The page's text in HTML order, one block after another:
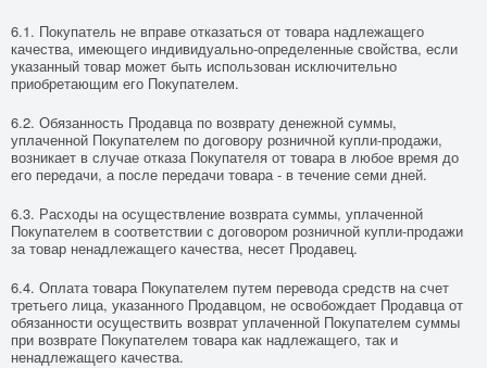
6.1. Покупатель не вправе отказаться от товара надлежащего
качества, имеющего индивидуально-определенные свойства, если
указанный товар может быть использован исключительно
приобретающим его Покупателем.
6.2. Обязанность Продавца по возврату денежной суммы,
уплаченной Покупателем по договору розничной купли-продажи,
возникает в случае отказа Покупателя от товара в любое время до
его передачи, а после передачи товара - в течение семи дней.
6.3. Расходы на осуществление возврата суммы, уплаченной
Покупателем в соответствии с договором розничной купли-продажи
за товар ненадлежащего качества, несет Продавец.
6.4. Оплата товара Покупателем путем перевода средств на счет
третьего лица, указанного Продавцом, не освобождает Продавца от
обязанности осуществить возврат уплаченной Покупателем суммы
при возврате Покупателем товара как надлежащего, так и
ненадлежащего качества.